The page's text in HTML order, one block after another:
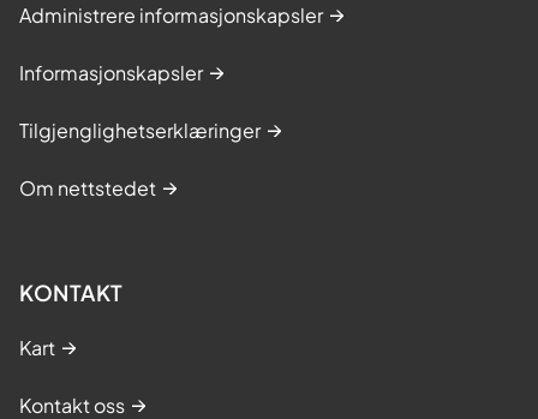
Administrere informasjonskapsler
Informasjonskapsler
Tilgjenglighetserklæringer
Om nettstedet
KONTAKT
Kart
Kontakt oss